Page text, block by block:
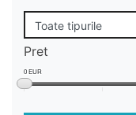
Pret
0 EUR